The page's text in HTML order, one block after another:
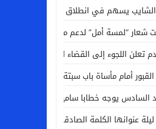
الشايب يسهم في انطلاق مشروع مائي
شعار “لمسة أمل” لدعم مرضى السرطان
تعلن اللجوء إلى القضاء لمواجهة ما
أمام مأساة باب سبتة
السادس يوجه خطابا ساميا إلى الأمة
عنوانها الكلمة الصادقة في مهرجان